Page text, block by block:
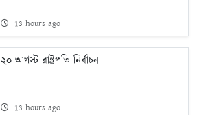
13 hours ago
২০ আগস্ট রাষ্ট্রপতি নির্বাচন
13 hours ago